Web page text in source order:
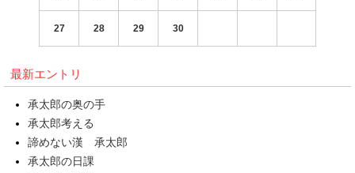
27 28 29 30
最新エントリ
承太郎の奥の手
承太郎考える
諦めない漢 承太郎
承太郎の日課